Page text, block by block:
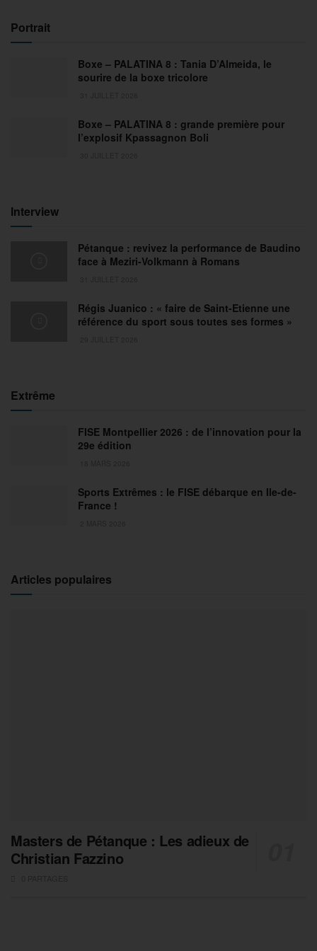
Portrait
Boxe – PALATINA 8 : Tania D’Almeida, le
sourire de la boxe tricolore
Boxe – PALATINA 8 : grande première pour
l’explosif Kpassagnon Boli
Interview
Pétanque : revivez la performance de Baudino
face à Meziri-Volkmann à Romans
Régis Juanico : « faire de Saint-Etienne une
référence du sport sous toutes ses formes »
Extrême
FISE Montpellier 2026 : de l’innovation pour la
29e édition
Sports Extrêmes : le FISE débarque en Ile-de-
France !
Articles populaires
Masters de Pétanque : Les adieux de
Christian Fazzino